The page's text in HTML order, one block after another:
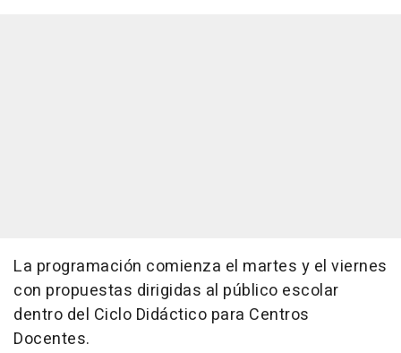
La programación comienza el martes y el viernes
con propuestas dirigidas al público escolar
dentro del Ciclo Didáctico para Centros
Docentes.